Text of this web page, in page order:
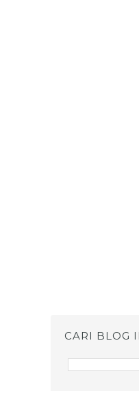
CARI BLOG